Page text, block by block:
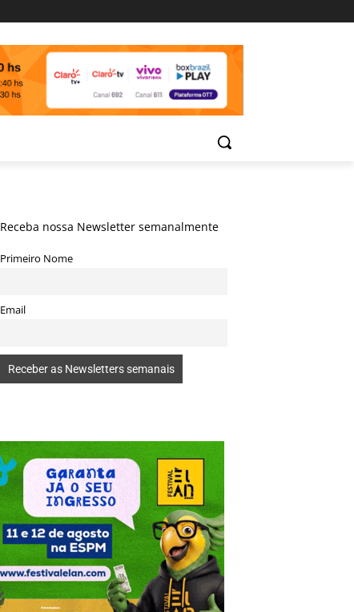
Receba nossa Newsletter semanalmente
Primeiro Nome
Email